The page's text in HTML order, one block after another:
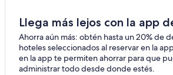
Llega más lejos con la app
Ahorra aún más: obtén hasta un 20% de
hoteles seleccionados al reservar en la
en la app te permiten ahorrar para que
administrar todo desde donde estés.